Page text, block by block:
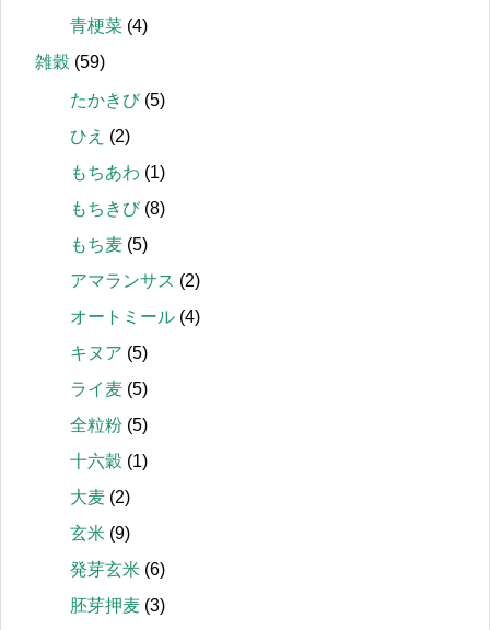
青梗菜 (4)
雑穀 (59)
たかきび(5)
ひえ (2)
もちあわ (1)
もちきび(8)
もち麦 (5)
アマランサス (2)
オートミール (4)
キヌア (5)
ライ麦 (5)
全粒粉 (5)
十六穀 (1)
大麦 (2)
玄米 (9)
発芽玄米 (6)
胚芽押麦 (3)